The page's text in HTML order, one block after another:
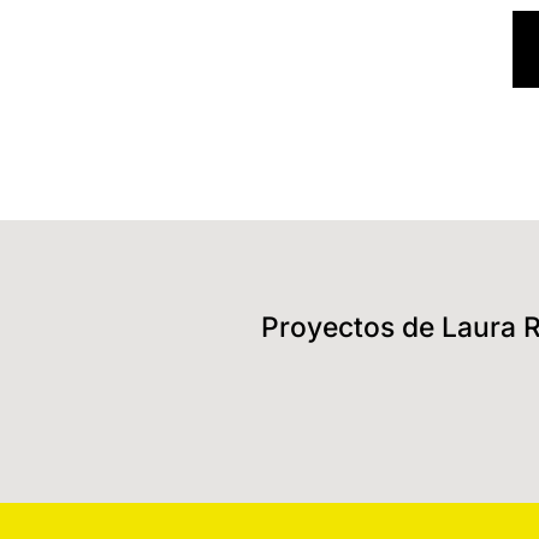
Proyectos de Laura